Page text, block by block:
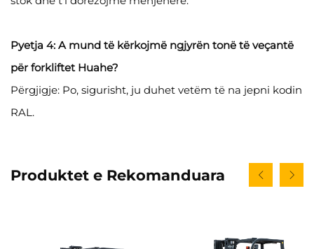
Pyetja 4: A mund të kërkojmë ngjyrën tonë të veçantë
për forkliftet Huahe?
Përgjigje: Po, sigurisht, ju duhet vetëm të na jepni kodin
RAL.
Produktet e Rekomanduara